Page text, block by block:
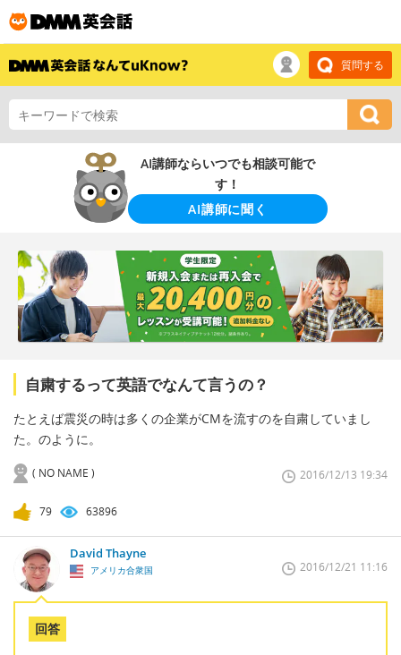
質問する
AI講師ならいつでも相談可能で
す！
AI講師に聞く
自粛するって英語でなんて言うの？
たとえば震災の時は多くの企業がCMを流すのを自粛していまし
た。のように。
( NO NAME ) 2016/12/13 19:34
79 63896
David Thayne
アメリカ合衆国 2016/12/21 11:16
回答